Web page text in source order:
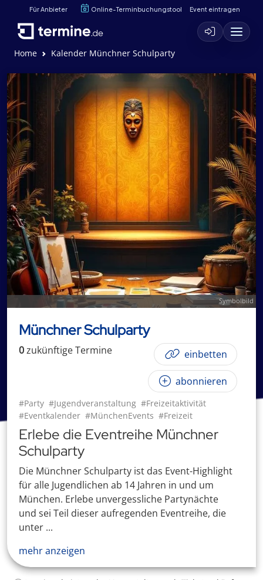
Für Anbieter Online-Terminbuchungstool Event eintragen
Home Kalender Münchner Schulparty
Symbolbild
Münchner Schulparty
0zukünftigeTermine einbetten
abonnieren
#Party #Jugendveranstaltung #Freizeitaktivität
#Eventkalender #MünchenEvents #Freizeit
Erlebe die Eventreihe Münchner
Schulparty
Die Münchner Schulparty ist das Event-Highlight
für alle Jugendlichen ab 14 Jahren in und um
München. Erlebe unvergessliche Partynächte
und sei Teil dieser aufregenden Eventreihe, die
unter ...
mehr anzeigen